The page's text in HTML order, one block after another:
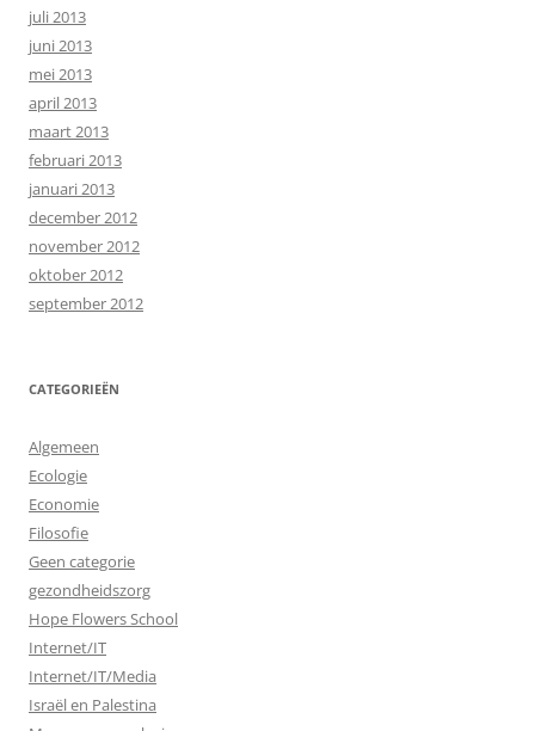
juli 2013
juni 2013
mei 2013
april 2013
maart 2013
februari 2013
januari 2013
december 2012
november 2012
oktober 2012
september 2012
CATEGORIEËN
Algemeen
Ecologie
Economie
Filosofie
Geen categorie
gezondheidszorg
Hope Flowers School
Internet/IT
Internet/IT/Media
Israël en Palestina